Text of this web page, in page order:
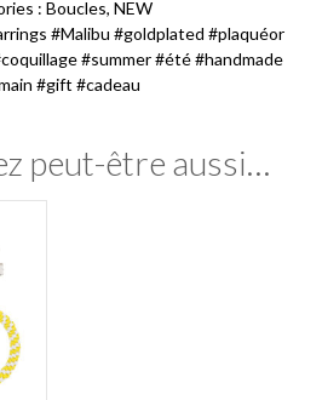
: Boucles, NEW
#Malibu #goldplated #plaquéor
#summer #été #handmade
#gift #cadeau
peut-être aussi…